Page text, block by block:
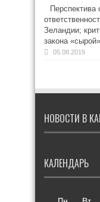
Перспектива
Зеландии;
закона «сырой»
05.08.2019
НОВОСТИ В
КАЛЕНДАРЬ